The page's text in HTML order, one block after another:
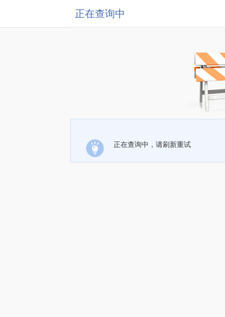
正在查询中
正在查询中，请刷新重试